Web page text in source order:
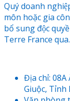
Quý doanh
môn hoặc gia
bổ sung độc
Terre France qua.
Địa chỉ: 08A
Giuộc, Tỉnh